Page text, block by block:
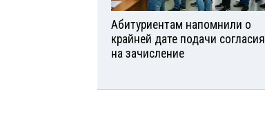
Абитуриентам напомнили о
крайней дате подачи согласия
на зачисление